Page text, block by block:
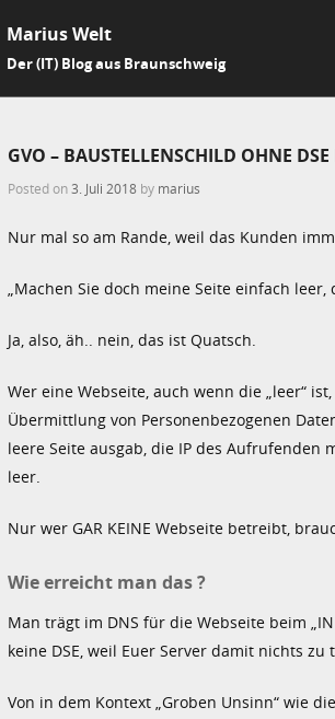
Marius Welt
Der (IT) Blog aus Braunschweig
GVO – BAUSTELLENSCHILD OHNE
Posted on3. Juli 2018 by marius
Nur mal so am Rande, weil das Kunden
„Machen Sie doch meine Seite einfach
Ja, also, äh.. nein, das ist Quatsch.
Wer eine Webseite, auch wenn die „leer“
Übermittlung von Personenbezogenen
leere Seite ausgab, die IP des Aufrufenden
leer.
Nur wer GAR KEINE Webseite betreibt,
Wie erreicht man das ?
Man trägt im DNS für die Webseite beim
keine DSE, weil Euer Server damit nichts zu
Von in dem Kontext „Groben Unsinn“ wie